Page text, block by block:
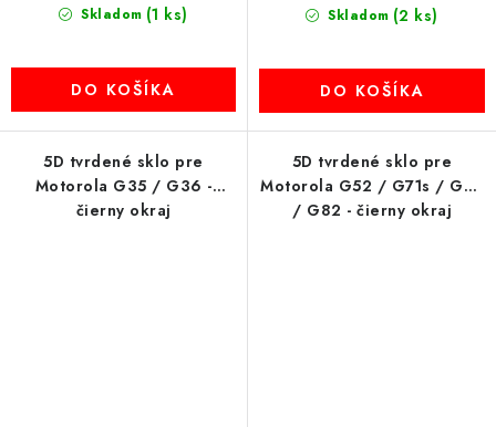
Skladom (1 ks)
DO KOŠÍKA
Skladom (2 ks)
DO KOŠÍKA
5D tvrdené sklo pre
Motorola G35 / G36 -
čierny okraj
5D tvrdené sklo pre
Motorola G52 / G71s / G72
/ G82 - čierny okraj